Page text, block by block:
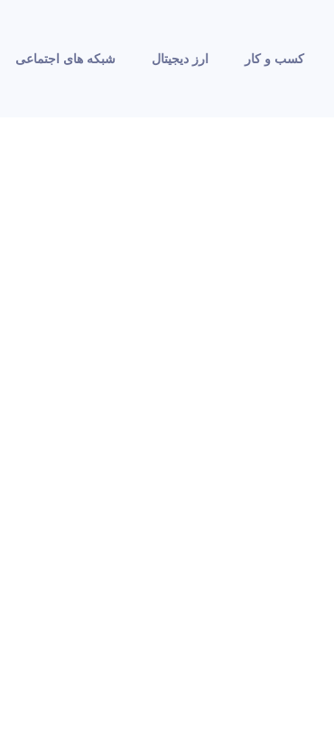
کسب و کار ارز دیجیتال شبکه های اجتماعی